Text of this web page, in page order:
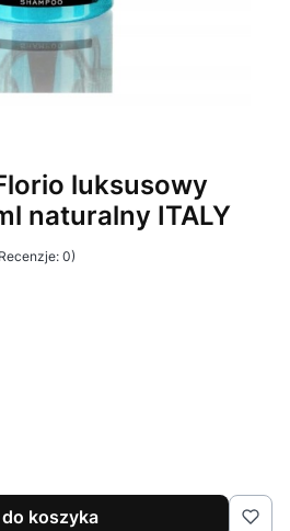
luksusowy
naturalny ITALY
0)
koszyka